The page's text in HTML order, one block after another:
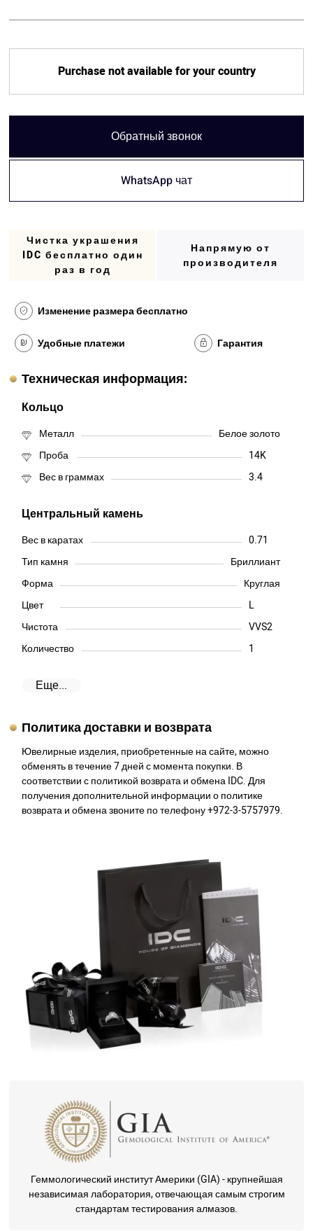
Purchase not available for your country
Обратный звонок
WhatsApp чат
Чистка украшения
IDC бесплатно один
раз в год
Напрямую от
производителя
Изменение размера бесплатно
Удобные платежи Гарантия
Техническая информация:
Кольцо
Металл
Белое золото
Проба
14K
Вес в граммах
3.4
Центральный камень
Вес в каратах
0.71
Тип камня
Бриллиант
Форма
Круглая
Цвет
L
Чистота
VVS2
Количество
1
Еще...
Политика доставки и возврата
Ювелирные изделия, приобретенные на сайте, можно
обменять в течение 7 дней с момента покупки. В
соответствии с политикой возврата и обмена IDC. Для
получения дополнительной информации о политике
возврата и обмена звоните по телефону +972-3-5757979.
Геммологический институт Америки (GIA) - крупнейшая
независимая лаборатория, отвечающая самым строгим
стандартам тестирования алмазов.